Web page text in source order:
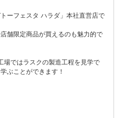
ーフェスタ ハラダ」本社直営店で
舗限定商品が買えるのも魅力的で
場ではラスクの製造工程を見学で
ぶことができます！